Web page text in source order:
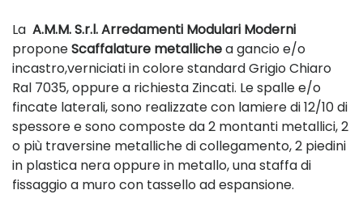
La A.M.M. S.r.l. Arredamenti Modulari Moderni
proponeScaffalature metallichea gancio e/o
incastro,verniciati in colore standard Grigio Chiaro
Ral 7035, oppure a richiesta Zincati. Le spalle e/o
fincate laterali, sono realizzate con lamiere di 12/10 di
spessore e sono composte da 2 montanti metallici, 2
o più traversine metalliche di collegamento, 2 piedini
in plastica nera oppure in metallo, una staffa di
fissaggio a muro con tassello ad espansione.